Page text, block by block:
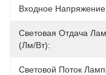
Входное
Световая Отдача
(лм/Вт):
Световой Поток